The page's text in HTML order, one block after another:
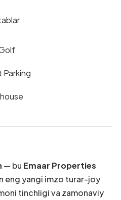
Parking
— bu Emaar Properties
eng yangi imzo turar-joy
tinchligi va zamonaviy